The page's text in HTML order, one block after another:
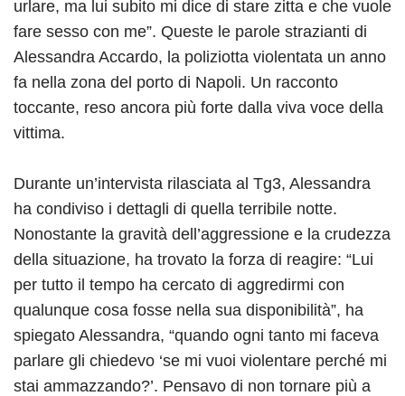
urlare, ma lui subito mi dice di stare zitta e che vuole
fare sesso con me”. Queste le parole strazianti di
Alessandra Accardo, la poliziotta violentata un anno
fa nella zona del porto di Napoli. Un racconto
toccante, reso ancora più forte dalla viva voce della
vittima.
Durante un’intervista rilasciata al Tg3, Alessandra
ha condiviso i dettagli di quella terribile notte.
Nonostante la gravità dell’aggressione e la crudezza
della situazione, ha trovato la forza di reagire: “Lui
per tutto il tempo ha cercato di aggredirmi con
qualunque cosa fosse nella sua disponibilità”, ha
spiegato Alessandra, “quando ogni tanto mi faceva
parlare gli chiedevo ‘se mi vuoi violentare perché mi
stai ammazzando?’. Pensavo di non tornare più a